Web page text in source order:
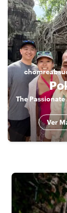
The
Ver